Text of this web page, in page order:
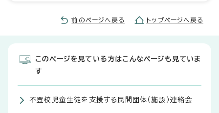
前のページへ戻る トップページへ戻る
このページを見ている方はこんなページも見ていま
す
不登校児童生徒を支援する民間団体（施設）連絡会